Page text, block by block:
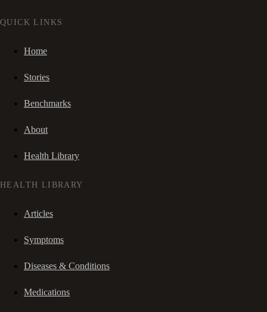
QUICK LINKS
Home
Stories
Benchmarks
About
Health Library
HEALTH LIBRARY
Articles
Symptoms
Diseases & Conditions
Medications